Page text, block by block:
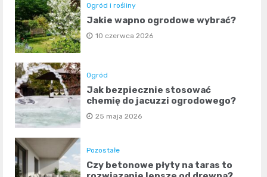
Ogród i rośliny
Jakie wapno ogrodowe wybrać?
10 czerwca 2026
Ogród
Jak bezpiecznie stosować
chemię do jacuzzi ogrodowego?
25 maja 2026
Pozostałe
Czy betonowe płyty na taras to